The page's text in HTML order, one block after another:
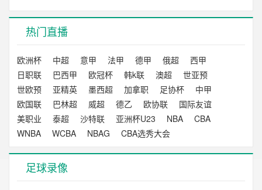
热门直播
欧洲杯 中超 意甲 法甲 德甲 俄超
西甲
日职联
巴西甲 欧冠杯 韩k联 澳超
世亚预
世欧预
亚精英 墨西超 加拿职 足协杯
中甲
欧国联
巴林超 威超 德乙 欧协联
国际友谊
美职业
泰超 沙特联 亚洲杯U23 NBA
CBA
WNBA
WCBA NBAG CBA选秀大会
足球录像